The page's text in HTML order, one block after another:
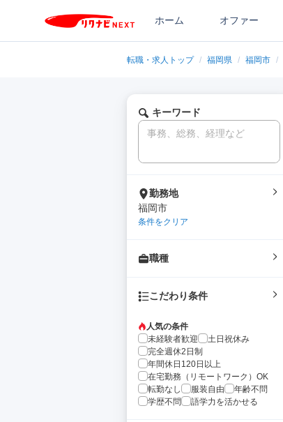
ホーム オファー
転職・求人トップ / 福岡県 / 福岡市 /
キーワード
勤務地
福岡市
条件をクリア
職種
こだわり条件
人気の条件
未経験者歓迎
土日祝休み
完全週休2日制
年間休日120日以上
在宅勤務（リモートワーク）OK
転勤なし
服装自由
年齢不問
学歴不問
語学力を活かせる